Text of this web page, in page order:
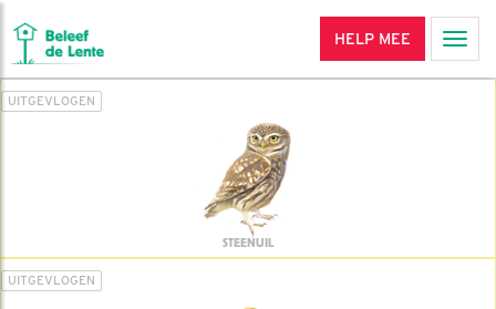
HELP MEE
UITGEVLOGEN
STEENUIL
UITGEVLOGEN